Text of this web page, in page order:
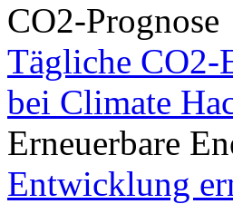
CO2-Prognose
Tägliche CO2-
bei Climate
Erneuerbare
Entwicklung